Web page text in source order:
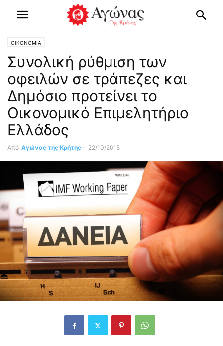
OIKONOMIA
Συνολική ρύθμιση των
οφειλών σε τράπεζες και
Δημόσιο προτείνει το
Οικονομικό Επιμελητήριο
Ελλάδος
Από Αγώνας της Κρήτης - 22/10/2015